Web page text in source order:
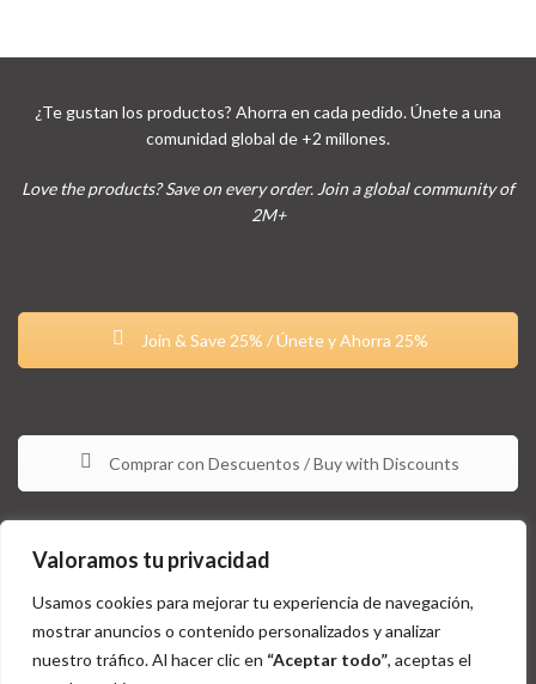
Valoramos tu privacidad
Usamos cookies para mejorar tu experiencia de navegación,
mostrar anuncios o contenido personalizados y analizar
nuestro tráfico. Al hacer clic en “Aceptar todo”, aceptas el
¿Te gustan los productos? Ahorra en cada pedido. Únete a una
comunidad global de +2 millones.
Love the products? Save on every order. Join a global community of
2M+
Join & Save 25% / Únete y Ahorra 25%
Comprar con Descuentos / Buy with Discounts
Estos productos no están aprobados por la FDA y no tienen la